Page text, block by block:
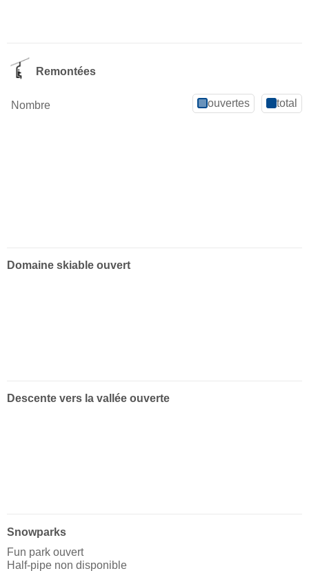
Remontées
Nombre ouvertes total
Domaine skiable ouvert
Descente vers la vallée ouverte
Snowparks
Fun park ouvert
Half-pipe non disponible